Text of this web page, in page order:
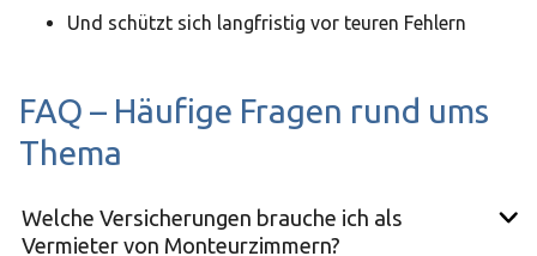
Und schützt sich langfristig vor teuren Fehlern
FAQ – Häufige Fragen rund ums
Thema
Welche Versicherungen brauche ich als
Vermieter von Monteurzimmern?